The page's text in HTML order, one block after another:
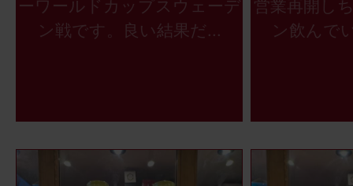
ーワールドカップスウェーデ
ン戦です。良い結果だ...
営業再開し
ン飲んで